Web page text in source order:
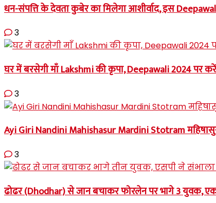
धन-संपत्ति के देवता कुबेर का मिलेगा आशीर्वाद, इस
3
घर में बरसेगी माँ Lakshmi की कृपा, Deepawali 2024 पर
3
Ayi Giri Nandini Mahishasur Mardini Stotram महिषासुर
3
ढोढर (Dhodhar) से जान बचाकर फोरलेन पर भागे 3 युवक, एक